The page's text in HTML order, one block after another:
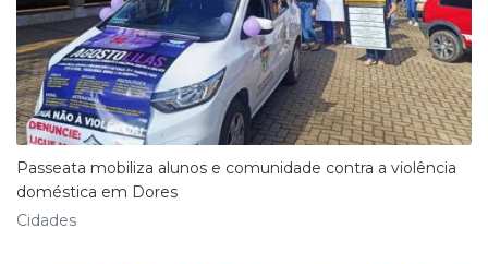
Passeata mobiliza alunos e comunidade contra a violência
doméstica em Dores
Cidades